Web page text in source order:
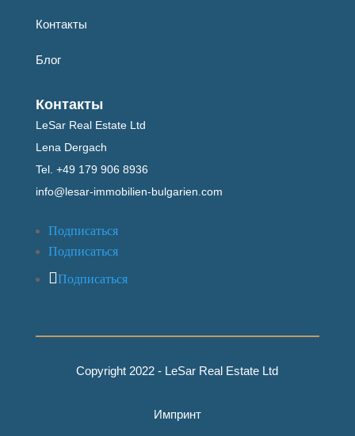
Контакты
Блог
Контакты
LeSar Real Estate Ltd
Lena Dergach
Tel. +49 179 906 8936
info@lesar-immobilien-bulgarien.com
Подписаться
Подписаться
Подписаться
Copyright 2022 - LeSar Real Estate Ltd
Импринт